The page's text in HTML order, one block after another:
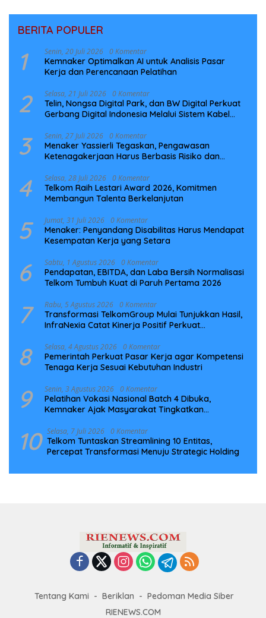
BERITA POPULER
1 Senin, 20 Juli 2026 0 Komentar
Kemnaker Optimalkan AI untuk Analisis Pasar
Kerja dan Perencanaan Pelatihan
2 Selasa, 21 Juli 2026 0 Komentar
Telin, Nongsa Digital Park, dan BW Digital Perkuat
Gerbang Digital Indonesia Melalui Sistem Kabel
3 Senin, 27 Juli 2026 0 Komentar
Menaker Yassierli Tegaskan, Pengawasan
Ketenagakerjaan Harus Berbasis Risiko dan
4 Selasa, 28 Juli 2026 0 Komentar
Telkom Raih Lestari Award 2026, Komitmen
Membangun Talenta Berkelanjutan
5 Jumat, 31 Juli 2026 0 Komentar
Menaker: Penyandang Disabilitas Harus Mendapat
Kesempatan Kerja yang Setara
6 Sabtu, 1 Agustus 2026 0 Komentar
Pendapatan, EBITDA, dan Laba Bersih Normalisasi
Telkom Tumbuh Kuat di Paruh Pertama 2026
7 Rabu, 5 Agustus 2026 0 Komentar
Transformasi TelkomGroup Mulai Tunjukkan Hasil,
InfraNexia Catat Kinerja Positif Perkuat
8 Selasa, 4 Agustus 2026 0 Komentar
Pemerintah Perkuat Pasar Kerja agar Kompetensi
Tenaga Kerja Sesuai Kebutuhan Industri
9 Senin, 3 Agustus 2026 0 Komentar
Pelatihan Vokasi Nasional Batch 4 Dibuka,
Kemnaker Ajak Masyarakat Tingkatkan
10 Selasa, 7 Juli 2026 0 Komentar
Telkom Tuntaskan Streamlining 10 Entitas,
Percepat Transformasi Menuju Strategic Holding
Tentang Kami Beriklan
Pedoman Media Siber
RIENEWS.COM